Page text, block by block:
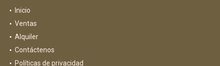
Inicio
Ventas
Alquiler
Contáctenos
Políticas de privacidad